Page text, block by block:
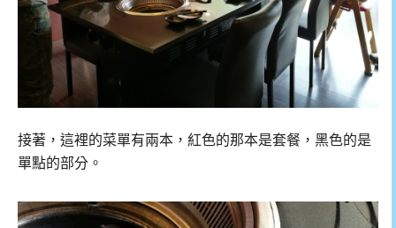
接著，這裡的菜單有兩本，紅色的那本是套餐，黑色的是
單點的部分。